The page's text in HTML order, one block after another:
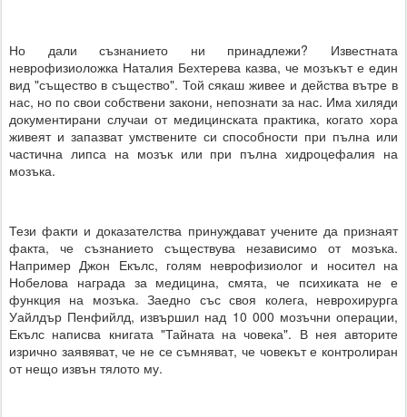
Но дали съзнанието ни принадлежи? Известната
неврофизиоложка Наталия Бехтерева казва, че мозъкът е един
вид "същество в същество". Той сякаш живее и действа вътре в
нас, но по свои собствени закони, непознати за нас. Има хиляди
документирани случаи от медицинската практика, когато хора
живеят и запазват умствените си способности при пълна или
частична липса на мозък или при пълна хидроцефалия на
мозъка.
Тези факти и доказателства принуждават учените да признаят
факта, че съзнанието съществува независимо от мозъка.
Например Джон Екълс, голям неврофизиолог и носител на
Нобелова награда за медицина, смята, че психиката не е
функция на мозъка. Заедно със своя колега, неврохирурга
Уайлдър Пенфийлд, извършил над 10 000 мозъчни операции,
Екълс написва книгата "Тайната на човека". В нея авторите
изрично заявяват, че не се съмняват, че човекът е контролиран
от нещо извън тялото му.